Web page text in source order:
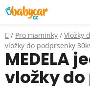
Přejít
na
obsah
Domů
/ Pro maminky / Vložky
vložky do podprsenky
MEDELA
vložky